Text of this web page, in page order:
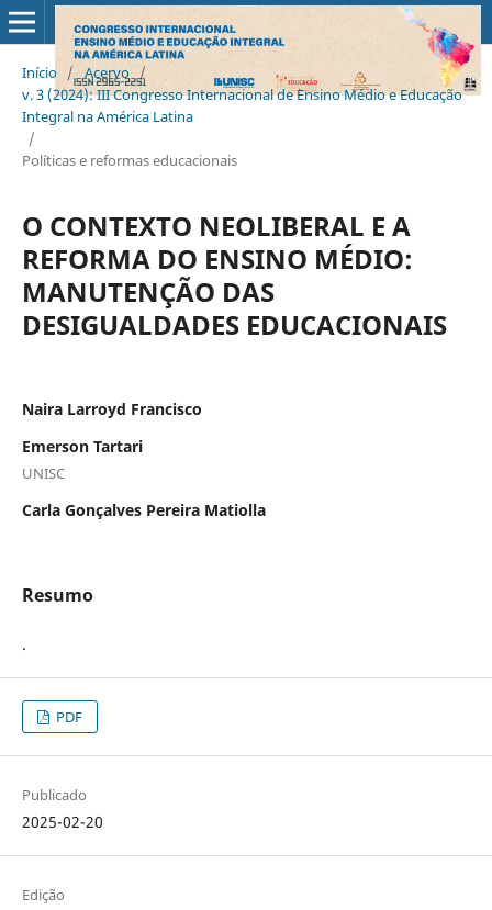
Início / Acervo /
v. 3 (2024): III Congresso Internacional de Ensino Médio e Educação
Integral na América Latina
/
Políticas e reformas educacionais
O CONTEXTO NEOLIBERAL E A
REFORMA DO ENSINO MÉDIO:
MANUTENÇÃO DAS
DESIGUALDADES EDUCACIONAIS
Naira Larroyd Francisco
Emerson Tartari
UNISC
Carla Gonçalves Pereira Matiolla
Resumo
.
PDF
Publicado
2025-02-20
Edição